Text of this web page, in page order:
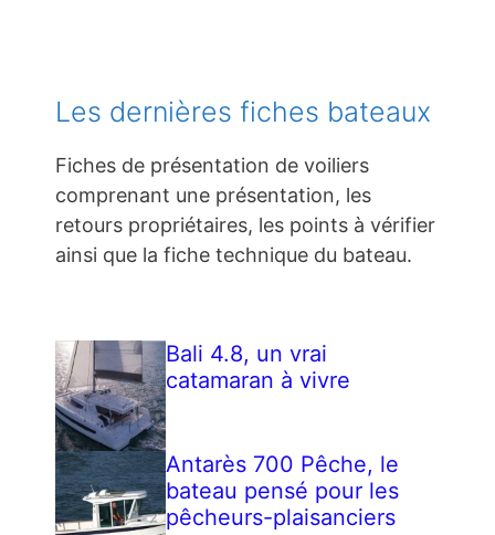
Les dernières fiches bateaux
Fiches de présentation de voiliers
comprenant une présentation, les
retours propriétaires, les points à vérifier
ainsi que la fiche technique du bateau.
Bali 4.8, un vrai
catamaran à vivre
Antarès 700 Pêche, le
bateau pensé pour les
pêcheurs-plaisanciers